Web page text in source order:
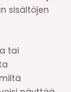
sisältöjen
tai